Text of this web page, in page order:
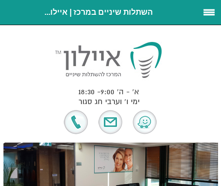
השתלות שיניים במרכז | איילו...
א' - ה' 9:00- 18:30
ימי ו' וערבי חג סגור